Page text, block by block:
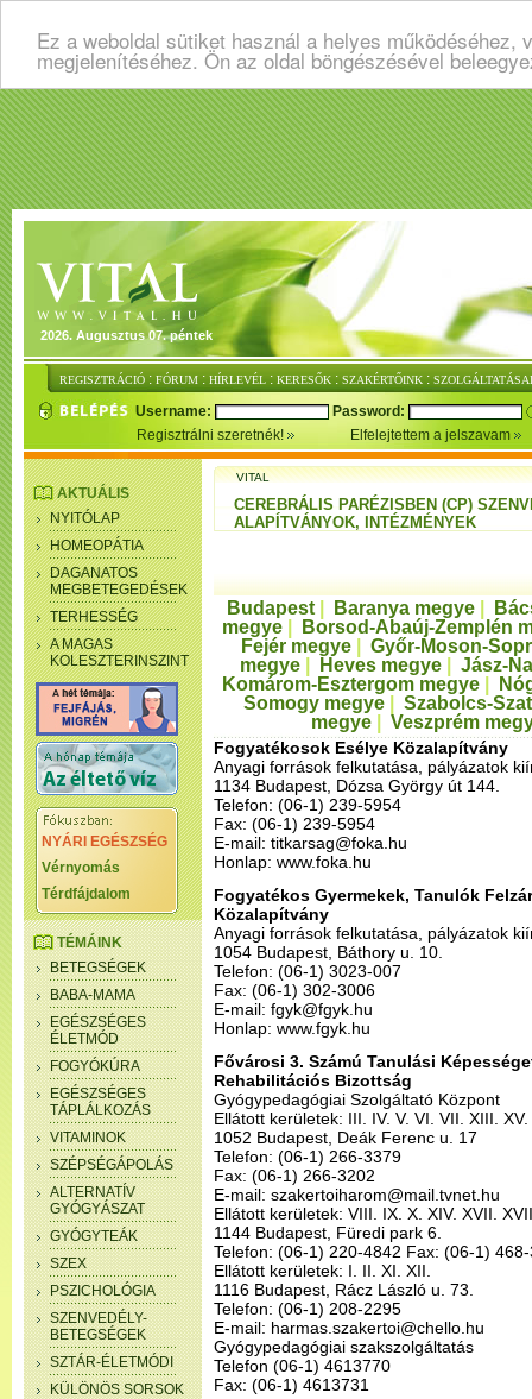
Ez a weboldal sütiket használ a helyes
megjelenítéséhez. Ön az oldal böngészésével
2026. Augusztus 07. péntek
REGISZTRÁCIÓ : FÓRUM : HÍRLEVÉL : KERESŐK : SZAKÉRTŐINK :
Username:
Password:
Regisztrálni szeretnék!
Elfelejtettem a jelszavam
AKTUÁLIS
NYITÓLAP
HOMEOPÁTIA
DAGANATOS
MEGBETEGEDÉSEK
TERHESSÉG
A MAGAS
KOLESZTERINSZINT
NYÁRI EGÉSZSÉG
Vérnyomás
Térdfájdalom
TÉMÁINK
BETEGSÉGEK
BABA-MAMA
EGÉSZSÉGES
ÉLETMÓD
FOGYÓKÚRA
EGÉSZSÉGES
TÁPLÁLKOZÁS
VITAMINOK
SZÉPSÉGÁPOLÁS
ALTERNATÍV
GYÓGYÁSZAT
GYÓGYTEÁK
SZEX
PSZICHOLÓGIA
SZENVEDÉLY-
BETEGSÉGEK
SZTÁR-ÉLETMÓDI
KÜLÖNÖS SORSOK
VITAL
CEREBRÁLIS PARÉZISBEN (CP)
ALAPÍTVÁNYOK, INTÉZMÉNYEK
Budapest Baranya megye
megye|
Borsod-Abaúj-Zemplén
Fejér megye| Győr-Moson-
megye| Heves megye| Jász-
Komárom-Esztergom megye
Somogy megye
Szabolcs-
megye
Veszprém
Fogyatékosok Esélye Közalapítvány
Anyagi források felkutatása, pályázatok
1134 Budapest, Dózsa György út 144.
Telefon: (06-1) 239-5954
Fax: (06-1) 239-5954
E-mail: titkarsag@foka.hu
Honlap: www.foka.hu
Fogyatékos Gyermekek, Tanulók
Közalapítvány
Anyagi források felkutatása, pályázatok
1054 Budapest, Báthory u. 10.
Telefon: (06-1) 3023-007
Fax: (06-1) 302-3006
E-mail: fgyk@fgyk.hu
Honlap: www.fgyk.hu
Fővárosi 3. Számú Tanulási
Rehabilitációs Bizottság
Gyógypedagógiai Szolgáltató Központ
Ellátott kerületek: III. IV. V. VI. VII. XIII. XV.
1052 Budapest, Deák Ferenc u. 17
Telefon: (06-1) 266-3379
Fax: (06-1) 266-3202
E-mail: szakertoiharom@mail.tvnet.hu
Ellátott kerületek: VIII. IX. X. XIV. XVII.
1144 Budapest, Füredi park 6.
Telefon: (06-1) 220-4842 Fax: (06-1)
Ellátott kerületek: I. II. XI. XII.
1116 Budapest, Rácz László u. 73.
Telefon: (06-1) 208-2295
E-mail: harmas.szakertoi@chello.hu
Gyógypedagógiai szakszolgáltatás
Telefon (06-1) 4613770
Fax: (06-1) 4613731